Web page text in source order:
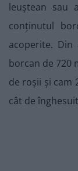
leuștean sau
conținutul
acoperite.
borcan de 720
de roșii și cam
cât de